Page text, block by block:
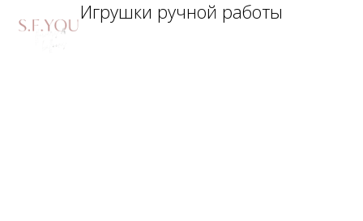
Игрушки ручной работы